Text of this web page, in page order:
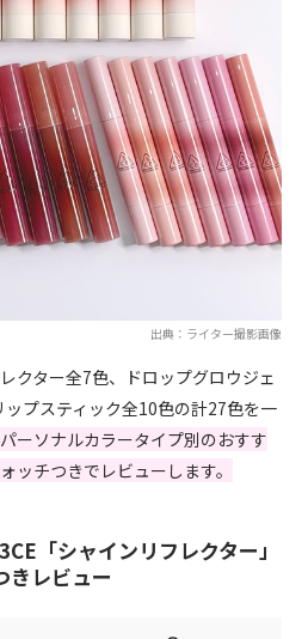
出典：ライター撮影画像
クター全7色、ドロップグロウジェ
プスティック全10色の計27色を一
ーソナルカラータイプ別のおすす
ッチつきでレビューします。
「シャインリフレクター」
きレビュー